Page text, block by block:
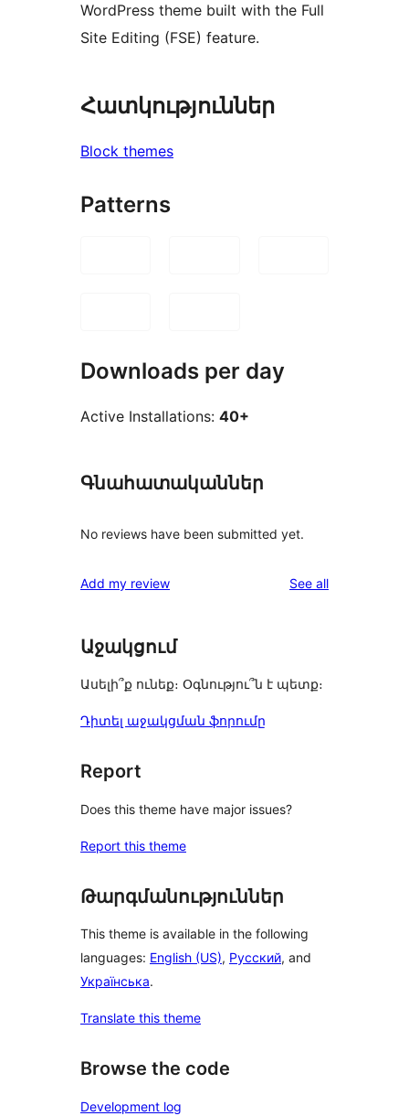
WordPress theme built with the Full
Site Editing (FSE) feature.
Հատկություններ
Block themes
Patterns
Downloads per day
Active Installations: 40+
Գնահատականներ
No reviews have been submitted yet.
Add my review See allreviews
Աջակցում
Ասելի՞ք ունեք։ Օգնությու՞ն է պետք։
Դիտել աջակցման ֆորումը
Report
Does this theme have major issues?
Report this theme
Թարգմանություններ
This theme is available in the following
languages: English (US), Русский, and
Українська.
Translate this theme
Browse the code
Development log